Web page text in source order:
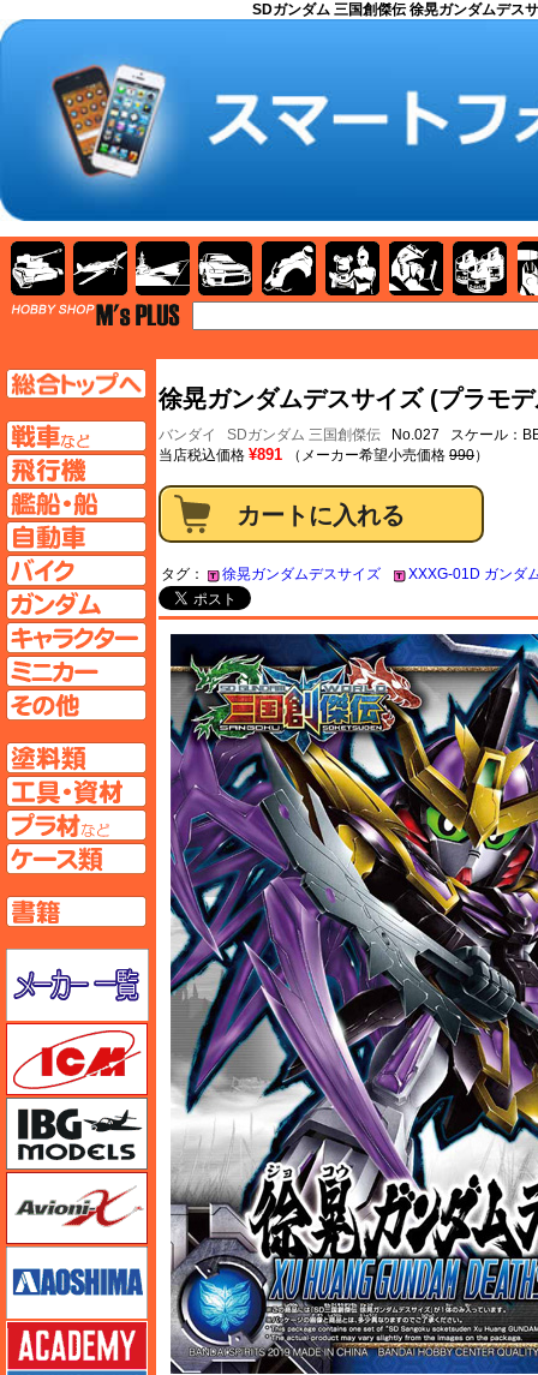
SDガンダム 三国創傑伝 徐晃ガンダムデス
徐晃ガンダムデスサイズ (プラモ
バンダイ SDガンダム 三国創傑伝 No.027 スケール：
当店税込価格 ¥891 （メーカー希望小売価格 990）
タグ： 徐晃ガンダムデスサイズ XXXG-01D ガンダ
AFV
飛行機ページへ
艦船ページへ
自動車ページへ
バイクページへ
ガンダムページへ
キャラクターページへ
ミニカーページへ
その他ページへ
塗料ページへ
工具ページへ
プラ材ページへ
ケースページへ
書籍ページへ
メーカー一覧のページはこちら
Avioni-X（アヴィオニクス）
アオシマ
アカデミー
AFV 飛行機 艦船 自動車 バイク キャラクターガンダム 塗料